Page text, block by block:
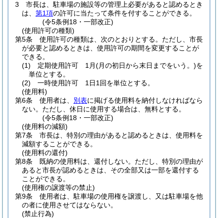
3
市長は、駐車場の施設等の管理上必要があると認めるとき
は、 第1項の許可に当たって条件を付することができる。
(令5条例18・一部改正)
(使用許可の種類)
第5条
使用許可の種類は、次のとおりとする。 ただし、市長
が必要と認めるときは、使用許可の期間を変更することが
できる。
(1)
定期使用許可 1月(月の初日から末日までをいう。)を
単位とする。
(2)
一時使用許可 1日1回を単位とする。
(使用料)
第6条
使用者は、 別表に掲げる使用料を納付しなければなら
ない。 ただし、休日に使用する場合は、無料とする。
(令5条例18・一部改正)
(使用料の減額)
第7条
市長は、特別の理由があると認めるときは、使用料を
減額することができる。
(使用料の還付)
第8条
既納の使用料は、還付しない。 ただし、特別の理由が
あると市長が認めるときは、その全部又は一部を還付する
ことができる。
(使用権の譲渡等の禁止)
第9条
使用者は、駐車場の使用権を譲渡し、又は駐車場を他
の者に使用させてはならない。
(禁止行為)